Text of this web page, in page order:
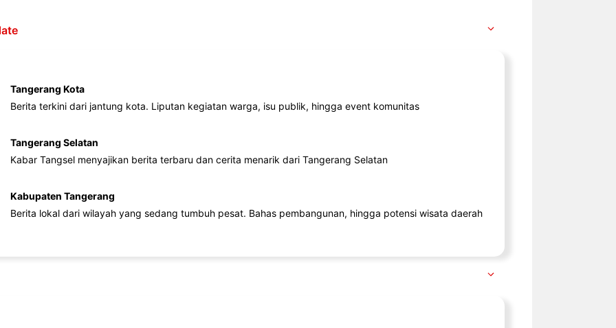
Tangerang Kota
Berita terkini dari jantung kota. Liputan kegiatan warga, isu publik, hingga event komunitas
Tangerang Selatan
Kabar Tangsel menyajikan berita terbaru dan cerita menarik dari Tangerang Selatan
Kabupaten Tangerang
Berita lokal dari wilayah yang sedang tumbuh pesat. Bahas pembangunan, hingga potensi wisata daerah